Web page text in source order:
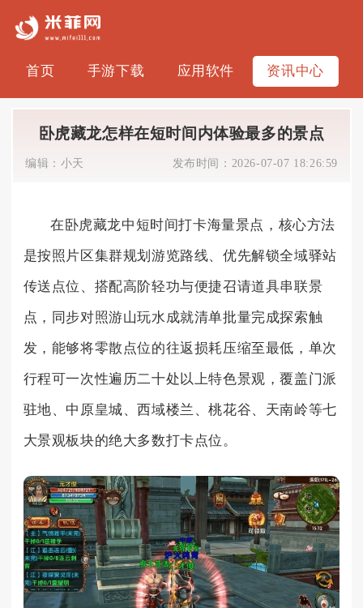
首页 手游下载 应用软件 资讯中心
卧虎藏龙怎样在短时间内体验最多的景点
编辑： 小天 发布时间： 2026-07-07 18:26:59
在卧虎藏龙中短时间打卡海量景点，核心方法
是按照片区集群规划游览路线、优先解锁全域驿站
传送点位、搭配高阶轻功与便捷召请道具串联景
点，同步对照游山玩水成就清单批量完成探索触
发，能够将零散点位的往返损耗压缩至最低，单次
行程可一次性遍历二十处以上特色景观，覆盖门派
驻地、中原皇城、西域楼兰、桃花谷、天南岭等七
大景观板块的绝大多数打卡点位。